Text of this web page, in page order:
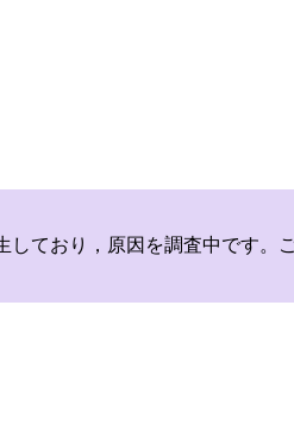
しており，原因を調査中です。